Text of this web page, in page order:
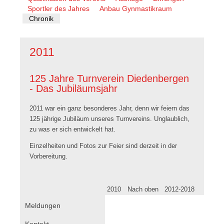
überspringen
Sportler des Jahres
Anbau Gynmastikraum
Chronik
2011
125 Jahre Turnverein Diedenbergen
- Das Jubiläumsjahr
2011 war ein ganz besonderes Jahr, denn wir feiern das
125 jährige Jubiläum unseres Turnvereins. Unglaublich,
zu was er sich entwickelt hat.
Einzelheiten und Fotos zur Feier sind derzeit in der
Vorbereitung.
2010 Nach oben 2012-2018
Navigation
Meldungen